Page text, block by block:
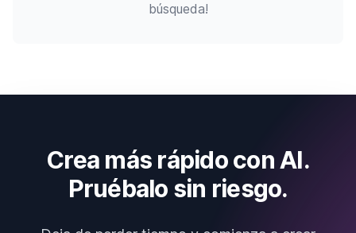
búsqueda!
Crea más rápido con AI.
Pruébalo sin riesgo.